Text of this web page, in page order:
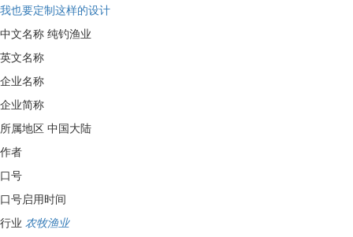
我也要定制这样的设计
中文名称 纯钓渔业
英文名称
企业名称
企业简称
所属地区 中国大陆
作者
口号
口号启用时间
行业 农牧渔业